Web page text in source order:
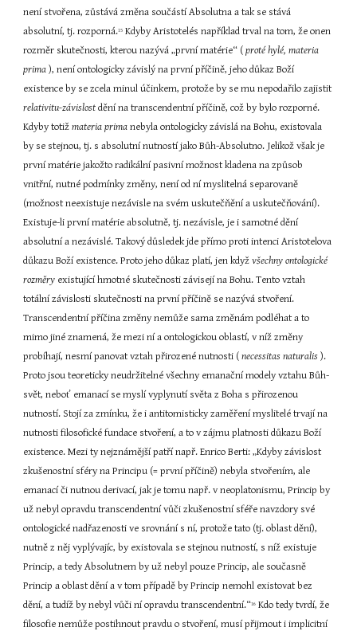
není stvořena, zůstává změna součástí Absolutna a tak se stává
absolutní, tj. rozporná.15 Kdyby Aristotelés například trval na tom, že onen
rozměr skutečnosti, kterou nazývá „první matérie“ ( proté hylé, materia
prima ), není ontologicky závislý na první příčině, jeho důkaz Boží
relativitu-závislost dění na transcendentní příčině, což by bylo rozporné.
Kdyby totiž materia prima nebyla ontologicky závislá na Bohu, existovala
by se stejnou, tj. s absolutní nutností jako Bůh-Absolutno. Jelikož však je
první matérie jakožto radikální pasivní možnost kladena na způsob
vnitřní, nutné podmínky změny, není od ní myslitelná separovaně
(možnost neexistuje nezávisle na svém uskutečňění a uskutečňování).
Existuje-li první matérie absolutně, tj. nezávisle, je i samotné dění
absolutní a nezávislé. Takový důsledek jde přímo proti intenci Aristotelova
důkazu Boží existence. Proto jeho důkaz platí, jen když všechny ontologické
rozměry existující hmotné skutečnosti závisejí na Bohu. Tento vztah
totální závislosti skutečnosti na první příčině se nazývá stvoření.
Transcendentní příčina změny nemůže sama změnám podléhat a to
mimo jiné znamená, že mezi ní a ontologickou oblastí, v níž změny
probíhají, nesmí panovat vztah přirozené nutnosti ( necessitas naturalis ).
Proto jsou teoreticky neudržitelné všechny emanační modely vztahu Bůh-
svět, neboť emanací se myslí vyplynutí světa z Boha s přirozenou
nutností. Stojí za zmínku, že i antitomisticky zaměření myslitelé trvají na
nutnosti filosofické fundace stvoření, a to v zájmu platnosti důkazu Boží
existence. Mezi ty nejznámější patří např. Enrico Berti: „Kdyby závislost
zkušenostní sféry na Principu (= první příčině) nebyla stvořením, ale
emanací či nutnou derivací, jak je tomu např. v neoplatonismu, Princip by
už nebyl opravdu transcendentní vůči zkušenostní sféře navzdory své
ontologické nadřazenosti ve srovnání s ní, protože tato (tj. oblast dění),
nutně z něj vyplývajíc, by existovala se stejnou nutností, s níž existuje
Princip, a tedy Absolutnem by už nebyl pouze Princip, ale současně
Princip a oblast dění a v tom případě by Princip nemohl existovat bez
dění, a tudíž by nebyl vůči ní opravdu transcendentní.“16 Kdo tedy tvrdí, že
filosofie nemůže postihnout pravdu o stvoření, musí přijmout i implicitní